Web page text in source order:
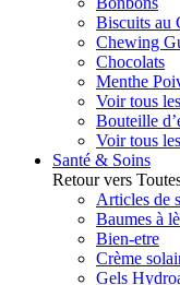
Biscuits au
Chewing
Chocolats
Menthe
Voir tous
Bouteille
Voir tous
Santé & Soins
Retour vers
Articles de
Baumes à
Bien-etre
Crème
Gels